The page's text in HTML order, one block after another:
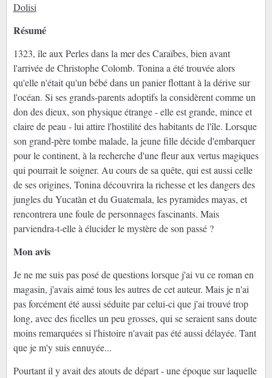
Dolisi
Résumé
1323, île aux Perles dans la mer des Caraïbes, bien avant
l'arrivée de Christophe Colomb. Tonina a été trouvée alors
qu'elle n'était qu'un bébé dans un panier flottant à la dérive sur
l'océan. Si ses grands-parents adoptifs la considèrent comme un
don des dieux, son physique étrange - elle est grande, mince et
claire de peau - lui attire l'hostilité des habitants de l'île. Lorsque
son grand-père tombe malade, la jeune fille décide d'embarquer
pour le continent, à la recherche d'une fleur aux vertus magiques
qui pourrait le soigner. Au cours de sa quête, qui est aussi celle
de ses origines, Tonina découvrira la richesse et les dangers des
jungles du Yucatàn et du Guatemala, les pyramides mayas, et
rencontrera une foule de personnages fascinants. Mais
parviendra-t-elle à élucider le mystère de son passé ?
Mon avis
Je ne me suis pas posé de questions lorsque j'ai vu ce roman en
magasin, j'avais aimé tous les autres de cet auteur. Mais je n'ai
pas forcément été aussi séduite par celui-ci que j'ai trouvé trop
long, avec des ficelles un peu grosses, qui se seraient sans doute
moins remarquées si l'histoire n'avait pas été aussi délayée. Tant
que je m'y suis ennuyée...
Pourtant il y avait des atouts de départ - une époque sur laquelle